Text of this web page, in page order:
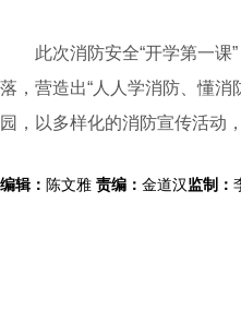
此次消防安全“开学第一课”
落，营造出“人人学消防、懂
园，以多样化的消防宣传活动
编辑： 陈文雅 责编： 金道汉监制：